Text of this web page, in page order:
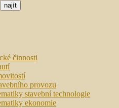
najít
činnosti
provozu
stavební technologie
ekonomie